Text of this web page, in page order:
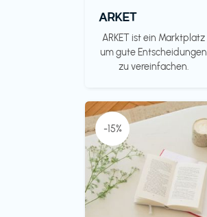
ARKET
ARKET ist ein Marktplatz
um gute Entscheidungen
zu vereinfachen.
-15%